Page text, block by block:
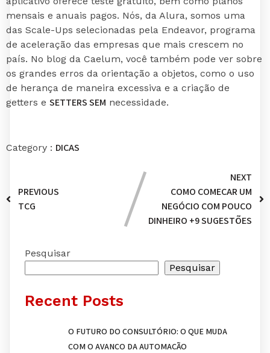
mensais e anuais pagos. Nós, da Alura, somos uma
das Scale-Ups selecionadas pela Endeavor, programa
de aceleração das empresas que mais crescem no
país. No blog da Caelum, você também pode ver sobre
os grandes erros da orientação a objetos, como o uso
de herança de maneira excessiva e a criação de
getters e SETTERS SEM necessidade.
Category : DICAS
PREVIOUS
TCG
NEXT
COMO COMEÇAR UM
NEGÓCIO COM POUCO
DINHEIRO +9 SUGESTÕES
Pesquisar
Pesquisar
Recent Posts
O FUTURO DO CONSULTÓRIO: O QUE MUDA
COM O AVANÇO DA AUTOMAÇÃO